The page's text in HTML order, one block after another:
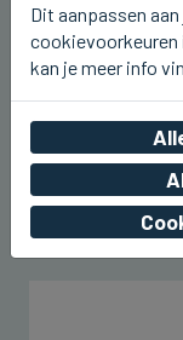
vr 07 augustus
Dit aanpassen
cookievoorkeuren
kan je meer info